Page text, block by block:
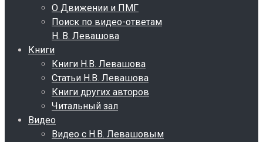
О Движении и ПМГ
Поиск по видео-ответам
Н. В. Левашова
Книги
Книги Н.В. Левашова
Статьи Н.В. Левашова
Книги других авторов
Читальный зал
Видео
Видео с Н.В. Левашовым